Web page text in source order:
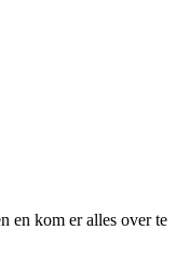
en kom er alles over te